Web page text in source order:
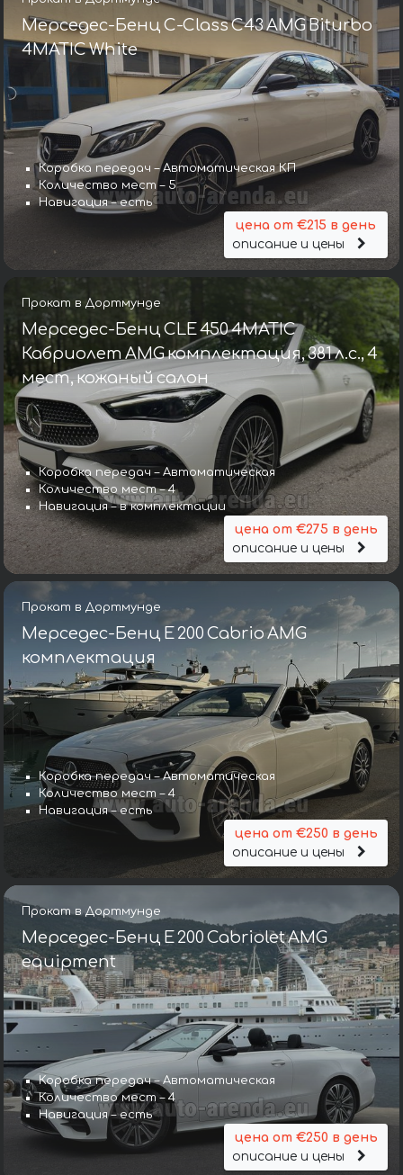
Мерседес-Бенц C-Class C43 AMG Biturbo
4MATIC White
Коробка передач – Автоматическая КП
Количество мест – 5
Навигация – есть
цена от €215 в день
описание и цены
Прокат в Дортмунде
Мерседес-Бенц CLE 450 4MATIC
Кабриолет AMG комплектация, 381 л.с., 4
мест, кожаный салон
Коробка передач – Автоматическая
Количество мест – 4
Навигация – в комплектации
цена от €275 в день
описание и цены
Прокат в Дортмунде
Мерседес-Бенц E 200 Cabrio AMG
комплектация
Коробка передач – Автоматическая
Количество мест – 4
Навигация – есть
цена от €250 в день
описание и цены
Прокат в Дортмунде
Мерседес-Бенц E 200 Cabriolet AMG
equipment
Коробка передач – Автоматическая
Количество мест – 4
Навигация – есть
цена от €250 в день
описание и цены